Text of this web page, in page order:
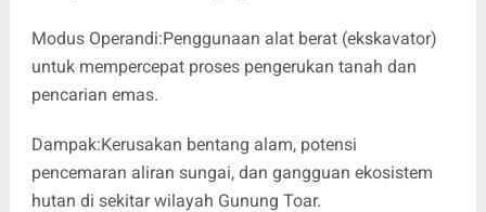
Modus Operandi:Penggunaan alat berat (ekskavator)
untuk mempercepat proses pengerukan tanah dan
pencarian emas.
Dampak:Kerusakan bentang alam, potensi
pencemaran aliran sungai, dan gangguan ekosistem
hutan di sekitar wilayah Gunung Toar.